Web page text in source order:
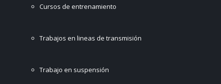
Cursos de entrenamiento
Trabajos en lineas de transmisión
Trabajo en suspensión